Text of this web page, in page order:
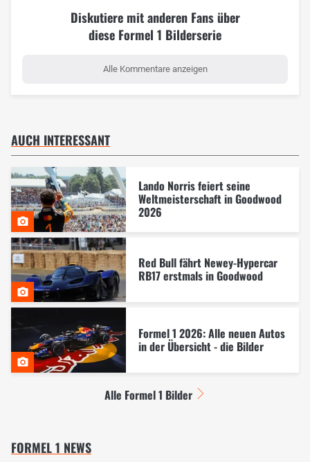
Diskutiere mit anderen Fans über
diese Formel 1 Bilderserie
Alle Kommentare anzeigen
AUCH INTERESSANT
Lando Norris feiert seine
Weltmeisterschaft in Goodwood
2026
Red Bull fährt Newey-Hypercar
RB17 erstmals in Goodwood
Formel 1 2026: Alle neuen Autos
in der Übersicht - die Bilder
Alle Formel 1 Bilder
FORMEL 1 NEWS